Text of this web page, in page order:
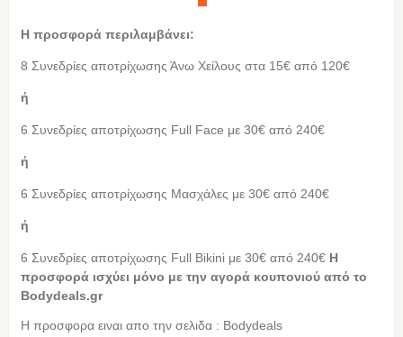
Η προσφορά περιλαμβάνει:
8 Συνεδρίες αποτρίχωσης Άνω Χείλους στα 15€ από 120€
ή
6 Συνεδρίες αποτρίχωσης Full Face με 30€ από 240€
ή
6 Συνεδρίες αποτρίχωσης Μασχάλες με 30€ από 240€
ή
6 Συνεδρίες αποτρίχωσης Full Bikini με 30€ από 240€ Η
προσφορά ισχύει μόνο με την αγορά κουπονιού από τo
Bodydeals.gr
Η προσφορα ειναι απο την σελιδα : Bodydeals